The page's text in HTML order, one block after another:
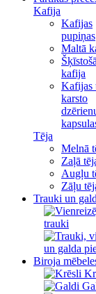
Kafija
Kafijas
pupiņas
Maltā
Šķīstošā
kafija
Kafijas
karsto
Tēja
Melnā
Zaļā
Augļu
Zāļu
Trauki un
trauki
un galda
Biroja